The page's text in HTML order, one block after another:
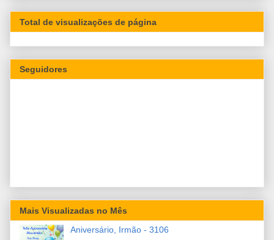
Total de visualizações de página
Seguidores
Mais Visualizadas no Mês
Aniversário, Irmão - 3106